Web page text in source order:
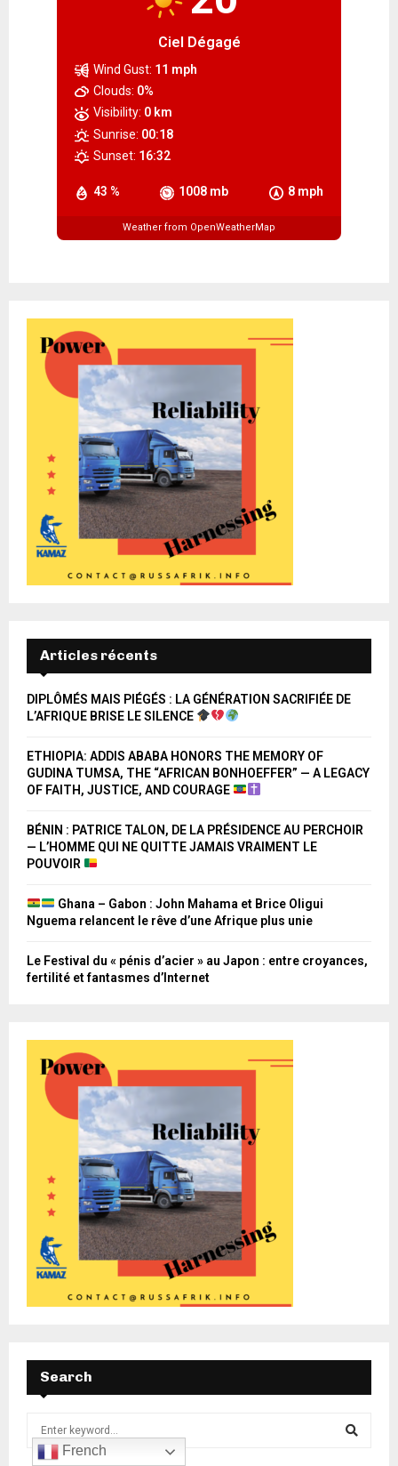
Ciel Dégagé
43 % 1008 mb 8 mph
Wind Gust: 11 mph
Clouds: 0%
Visibility: 0 km
Sunrise: 00:18
Sunset: 16:32
Weather from OpenWeatherMap
Articles récents
DIPLÔMÉS MAIS PIÉGÉS : LA GÉNÉRATION SACRIFIÉE DE
L’AFRIQUE BRISE LE SILENCE
ETHIOPIA: ADDIS ABABA HONORS THE MEMORY OF
GUDINA TUMSA, THE “AFRICAN BONHOEFFER” — A LEGACY
OF FAITH, JUSTICE, AND COURAGE
BÉNIN : PATRICE TALON, DE LA PRÉSIDENCE AU PERCHOIR
— L’HOMME QUI NE QUITTE JAMAIS VRAIMENT LE
POUVOIR
Ghana – Gabon : John Mahama et Brice Oligui
Nguema relancent le rêve d’une Afrique plus unie
Le Festival du « pénis d’acier » au Japon : entre croyances,
fertilité et fantasmes d’Internet
Search
French